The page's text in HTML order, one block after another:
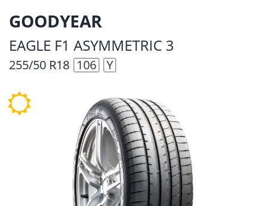
GOODYEAR
EAGLE F1 ASYMMETRIC 3
255/50 R18 106 Y